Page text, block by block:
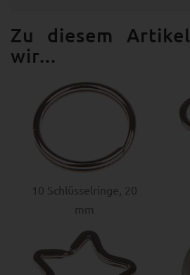
Zu diesem
wir...
10 Schlüsselringe, 20
mm